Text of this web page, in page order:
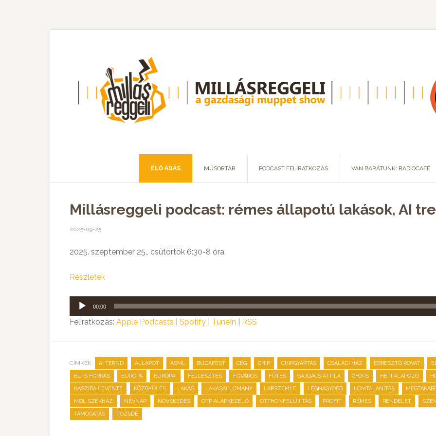
ÉLŐ ADÁS MŰSORTÁR PODCAST FELIRATKOZÁS VAN BARÁTUNK: RADIOCAFÉ
Millásreggeli podcast: rémes állapotú lakások, AI
2025-09-25
2025. szeptember 25., csütörtök 6:30-8 óra
Részletek
Audió
lejátszó
00:00
Feliratkozás: Apple Podcasts Spotify TuneIn RSS
CÍMKÉK: AI TERND , ÁLLAPOT , ASML , BUDAPEST , CÉG , CHIP , CHIPGYÁRTÁS , CSALÁDI HÁZ , ÉBRESZTŐ ROVAT ,
EU-S FORRÁS , EURÓPA , EURÓPAI , FEJLESZTÉS , FŐVÁROS , FŰTÉS , GAJDÁCS ATTILA , GYORS , HETI ALAPOZÓ ,
KASZIBA LEVENTE , KÖZGYŰLÉS , LAKÁS , LAKÁSÁLLOMÁNY , LAPSZEMLE , LEGNAGYOBB , LOMTALANÍTÁS ,
MOL SZÉKHÁZ , NÉVNAP , NÖVEKEDÉS , OTP ALAPKEZELŐ , OTTHONFELÚJÍTÁS , PROFIT , RÉMES , RENDELET ,
TÁMOGATÁS , TŐZSDE